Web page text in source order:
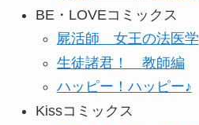
BE・LOVEコミックス
屍活師 女王の法医学
生徒諸君！ 教師編
ハッピー！ハッピー♪
Kissコミックス